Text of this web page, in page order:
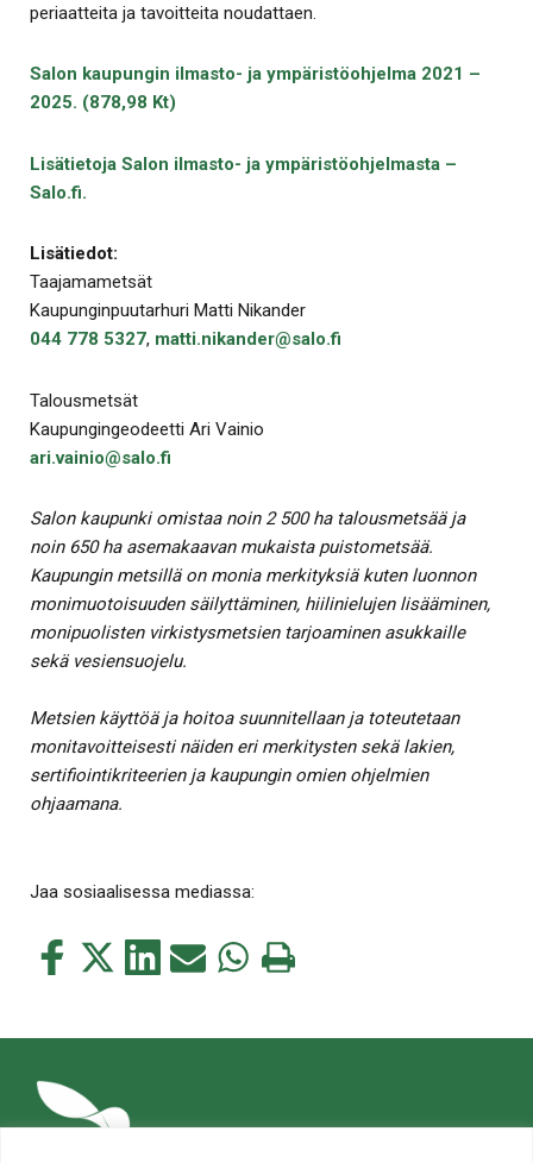
periaatteita ja tavoitteita noudattaen.
Salon kaupungin ilmasto- ja ympäristöohjelma 2021 –
2025. (878,98 Kt)
Lisätietoja Salon ilmasto- ja ympäristöohjelmasta –
Salo.fi.
Lisätiedot:
Taajamametsät
Kaupunginpuutarhuri Matti Nikander
044 778 5327, matti.nikander@salo.fi
Talousmetsät
Kaupungingeodeetti Ari Vainio
ari.vainio@salo.fi
Salon kaupunki omistaa noin 2 500 ha talousmetsää ja
noin 650 ha asemakaavan mukaista puistometsää.
Kaupungin metsillä on monia merkityksiä kuten luonnon
monimuotoisuuden säilyttäminen, hiilinielujen lisääminen,
monipuolisten virkistysmetsien tarjoaminen asukkaille
sekä vesiensuojelu.
Metsien käyttöä ja hoitoa suunnitellaan ja toteutetaan
monitavoitteisesti näiden eri merkitysten sekä lakien,
sertifiointikriteerien ja kaupungin omien ohjelmien
ohjaamana.
Jaa sosiaalisessa mediassa:
Jaa
Jaa
Jaa Jaa Jaa Tulosta